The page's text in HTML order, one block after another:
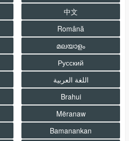
中文
Română
മലയാളം
Русский
اللغة العربية
Brahui
Mëranaw
Bamanankan